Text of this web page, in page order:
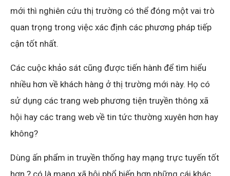
mới thì nghiên cứu thị trường có thể đóng một vai trò
quan trọng trong việc xác định các phương pháp tiếp
cận tốt nhất.
Các cuộc khảo sát cũng được tiến hành để tìm hiểu
nhiều hơn về khách hàng ở thị trường mới này. Họ có
sử dụng các trang web phương tiện truyền thông xã
hội hay các trang web về tin tức thường xuyên hơn hay
không?
Dùng ấn phẩm in truyền thống hay mạng trực tuyến tốt
hơn ? có là mạng xã hội phổ biến hơn những cái khác